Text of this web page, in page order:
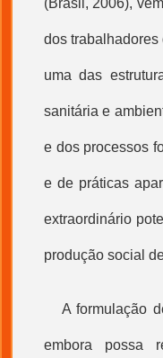
(Brasil, 2006),
dos
uma das
sanitária e
e dos processos
e de práticas
extraordinário
produção social
A formulação
embora possa